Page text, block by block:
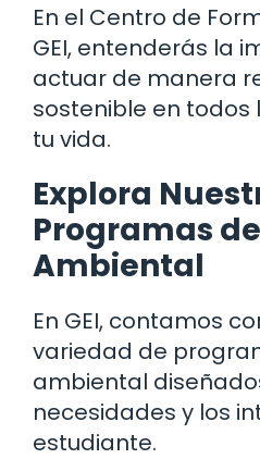
En el Centro de
GEI, entenderás la
actuar de manera
sostenible en todos
tu vida.
Explora
Programas
Ambiental
En GEI, contamos
variedad de
ambiental
necesidades y los
estudiante.